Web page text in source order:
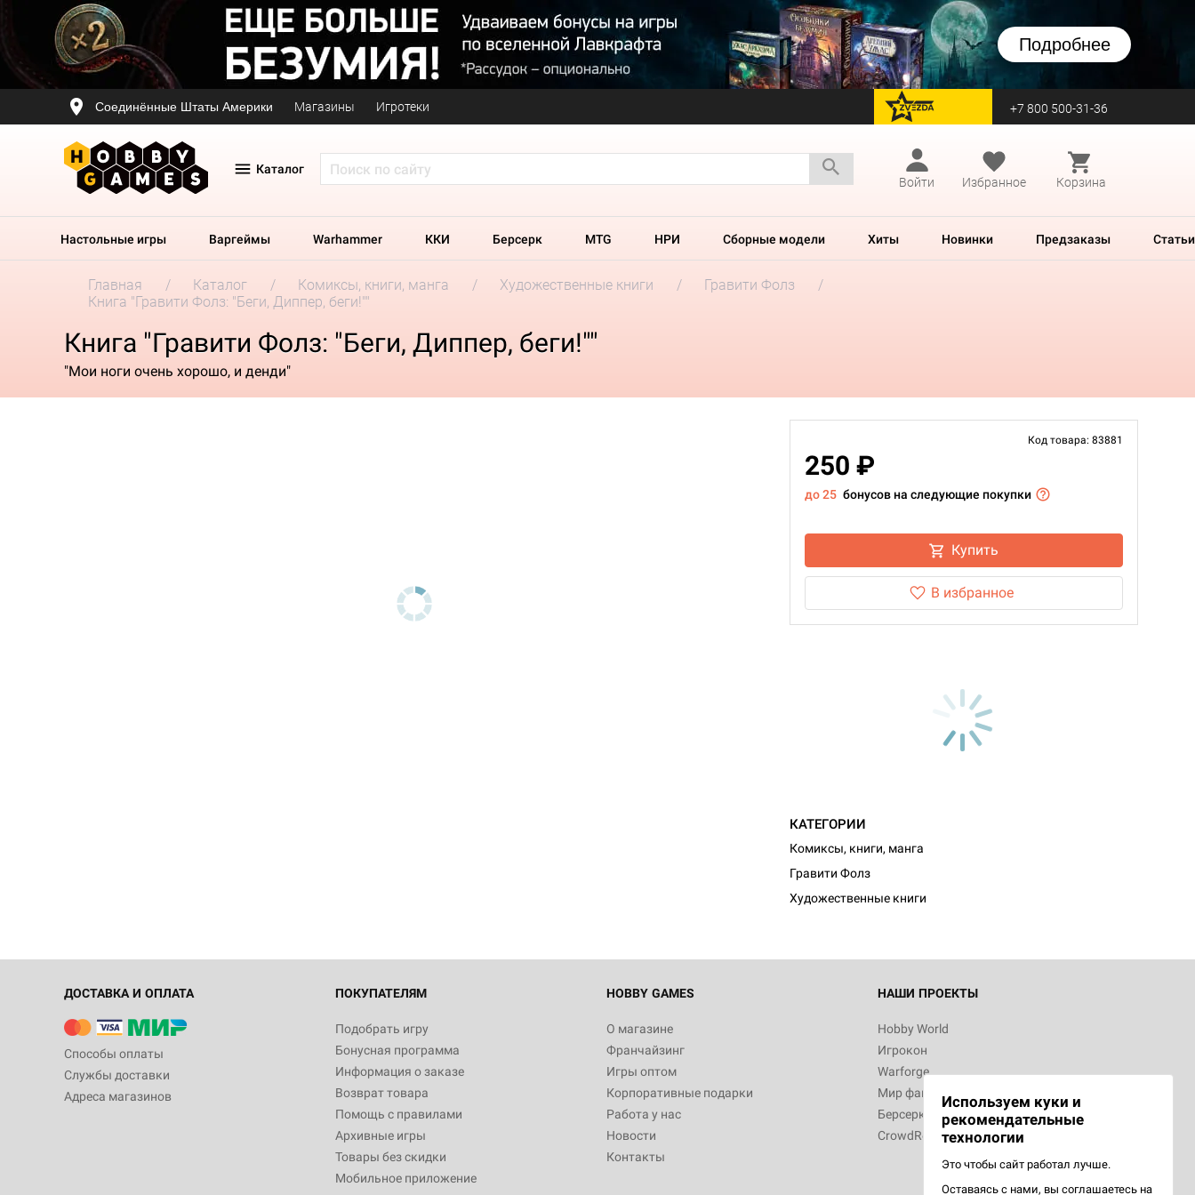
Подробнее
Соединённые Штаты Америки Магазины Игротеки перейти на Zvezda +7 800 500-31-36
Каталог
Войти
Избранное Корзина
Настольные игры Варгеймы Warhammer ККИ Берсерк MTG НРИ Сборные модели Хиты Новинки Предзаказы Статьи
Главная Каталог Комиксы, книги, манга Художественные книги
Гравити Фолз
Книга "Гравити Фолз: "Беги, Диппер, беги!""
Книга "Гравити Фолз: "Беги, Диппер, беги!""
"Мои ноги очень хорошо, и денди"
Код товара: 83881
250 ₽
до 25 бонусов на следующие покупки
Купить
В избранное
КАТЕГОРИИ
Комиксы, книги, манга
Гравити Фолз
Художественные книги
ДОСТАВКА И ОПЛАТА
Способы оплаты
Службы доставки
Адреса магазинов
ПОКУПАТЕЛЯМ
Подобрать игру
Бонусная программа
Информация о заказе
Возврат товара
Помощь с правилами
Архивные игры
Товары без скидки
Мобильное приложение
HOBBY GAMES
О магазине
Франчайзинг
Игры оптом
Корпоративные подарки
Работа у нас
Новости
Контакты
НАШИ ПРОЕКТЫ
Hobby World
Игрокон
Warforge
Мир фантастики
Берсерк
CrowdRepublic
Используем куки и
рекомендательные
технологии
Это чтобы сайт работал лучше.
Оставаясь с нами, вы соглашаетесь на